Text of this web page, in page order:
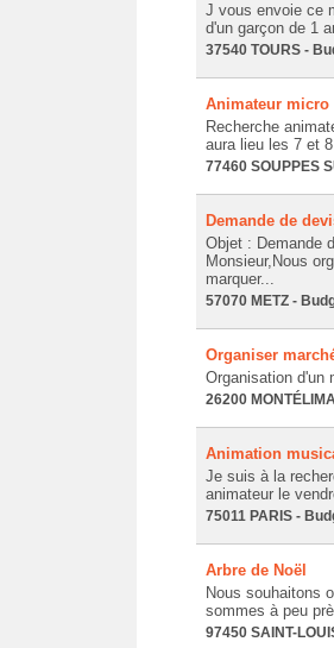
J vous envoie ce
d'un garçon de 1
37540 TOURS -
Animateur micro
Recherche
aura lieu les 7 et
77460 SOUPPES
Demande de
Objet : Demande
Monsieur,Nous
marquer...
57070 METZ -
Organiser
Organisation d'un
26200
Animation
Je suis à la
animateur le
75011 PARIS -
Arbre de Noël
Nous souhaitons
sommes à peu
97450 SAINT-